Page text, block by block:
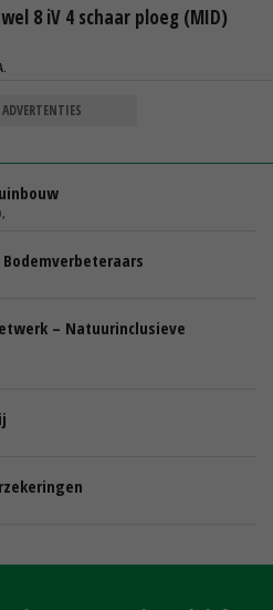
8 iV 4 schaar ploeg (MID)
– Natuurinclusieve